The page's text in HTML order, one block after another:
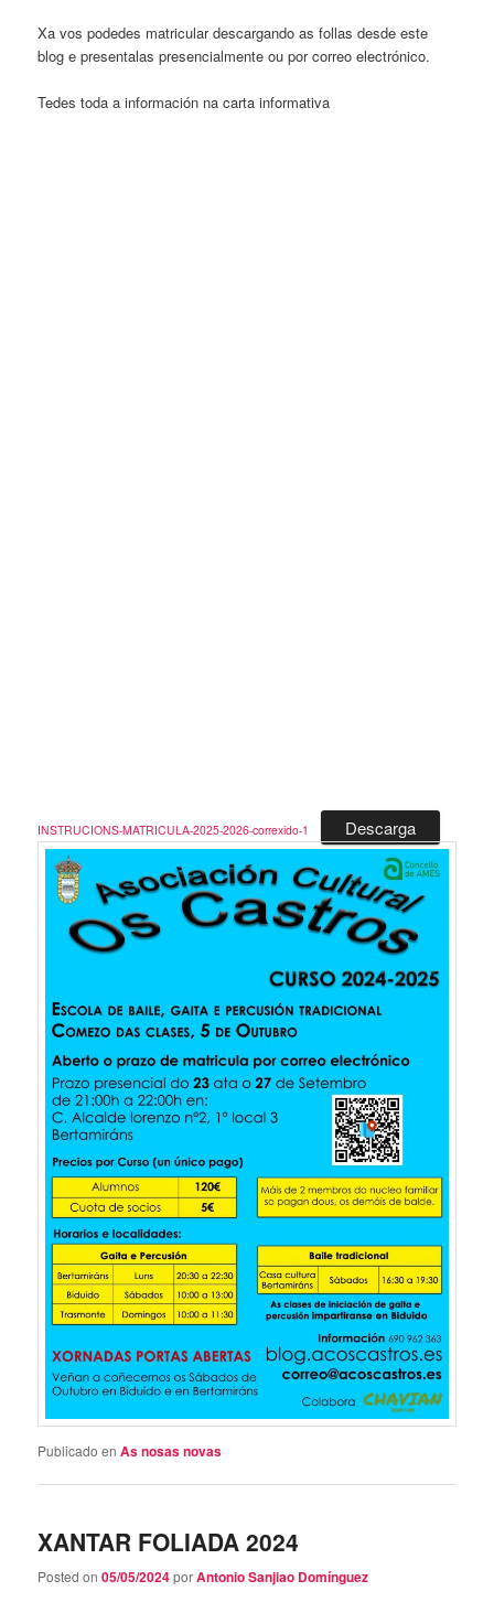
Xa vos podedes matricular descargando as follas desde este
blog e presentalas presencialmente ou por correo electrónico.
Tedes toda a información na carta informativa
INSTRUCIONS-MATRICULA-2025-2026-correxido-1 Descarga
Publicado en As nosas novas
XANTAR FOLIADA 2024
Posted on05/05/2024porAntonio Sanjiao Domínguez